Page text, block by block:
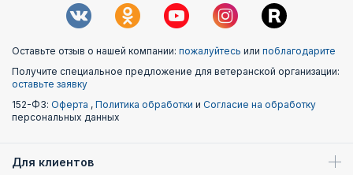
Оставьте отзыв о нашей компании: пожалуйтесь или поблагодарите
Получите специальное предложение для ветеранской организации:
оставьте заявку
152-ФЗ: Оферта , Политика обработки и Согласие на обработку
персональных данных
Для клиентов